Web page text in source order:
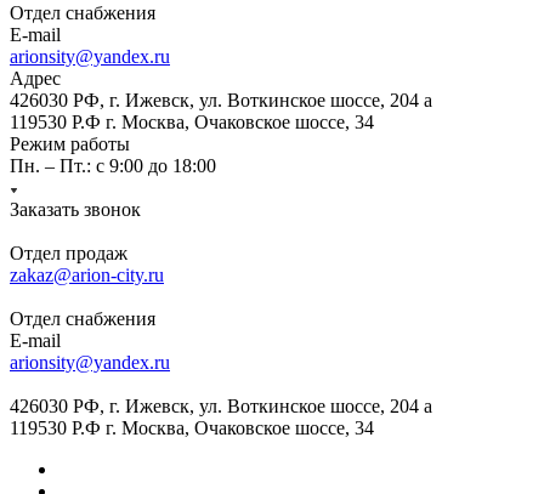
Отдел снабжения
E-mail
arionsity@yandex.ru
Адрес
426030 РФ, г. Ижевск, ул. Воткинское шоссе, 204 а
119530 Р.Ф г. Москва, Очаковское шоссе, 34
Режим работы
Пн. – Пт.: с 9:00 до 18:00
Заказать звонок
Отдел продаж
zakaz@arion-city.ru
Отдел снабжения
E-mail
arionsity@yandex.ru
426030 РФ, г. Ижевск, ул. Воткинское шоссе, 204 а
119530 Р.Ф г. Москва, Очаковское шоссе, 34